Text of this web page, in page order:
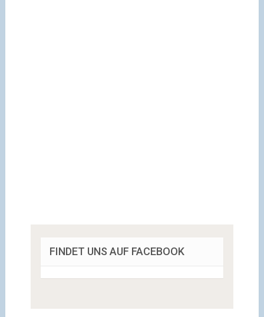
FINDET UNS AUF FACEBOOK